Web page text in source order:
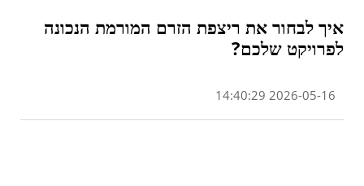
איך לבחור את ריצפת הזרם המורמת הנכונה
לפרויקט שלכם?
2026-05-16 14:40:29